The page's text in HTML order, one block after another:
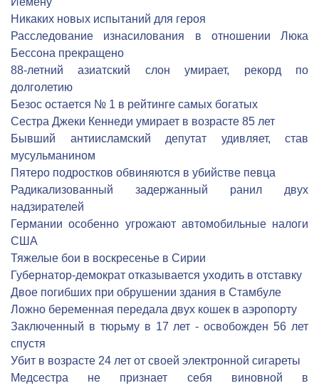
Никаких новых испытаний для героя
Расследование изнасилования в отношении Люка
Бессона прекращено
88-летний азиатский слон умирает, рекорд по
долголетию
Безос остается № 1 в рейтинге самых богатых
Сестра Джеки Кеннеди умирает в возрасте 85 лет
Бывший антиисламский депутат удивляет, став
мусульманином
Пятеро подростков обвиняются в убийстве певца
Радикализованный задержанный ранил двух
надзирателей
Германии особенно угрожают автомобильные налоги
США
Тяжелые бои в воскресенье в Сирии
Губернатор-демократ отказывается уходить в отставку
Двое погибших при обрушении здания в Стамбуле
Ложно беременная передала двух кошек в аэропорту
Заключенный в тюрьму в 17 лет - освобожден 56 лет
спустя
Убит в возрасте 24 лет от своей электронной сигареты
Медсестра не признает себя виновной в